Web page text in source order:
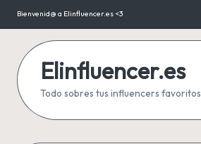
Saltar
contenido
Bienvenid@ a Elinfluencer.es <3
Elinfluencer.es
Todo sobres tus influencers favoritos